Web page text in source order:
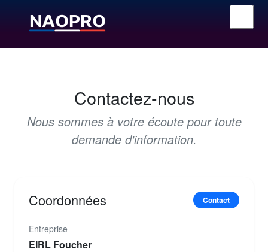
Contactez-nous
Nous sommes à votre écoute pour toute
demande d'information.
Coordonnées Contact
Entreprise
EIRL Foucher